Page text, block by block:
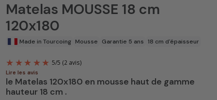
Matelas MOUSSE 18 cm
120x180
Made in Tourcoing Mousse Garantie 5 ans 18 cm d'épaisseur
Lire les avis
le Matelas 120x180 en mousse haut de gamme
hauteur 18 cm .